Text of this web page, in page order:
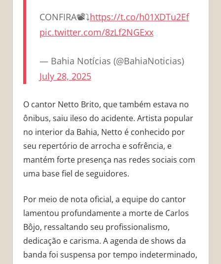
CONFIRA📽️⤵️https://t.co/h01XDTu2Ef
pic.twitter.com/8zLf2NGExx
— Bahia Notícias (@BahiaNoticias)
July 28, 2025
O cantor Netto Brito, que também estava no
ônibus, saiu ileso do acidente. Artista popular
no interior da Bahia, Netto é conhecido por
seu repertório de arrocha e sofrência, e
mantém forte presença nas redes sociais com
uma base fiel de seguidores.
Por meio de nota oficial, a equipe do cantor
lamentou profundamente a morte de Carlos
Bôjo, ressaltando seu profissionalismo,
dedicação e carisma. A agenda de shows da
banda foi suspensa por tempo indeterminado,